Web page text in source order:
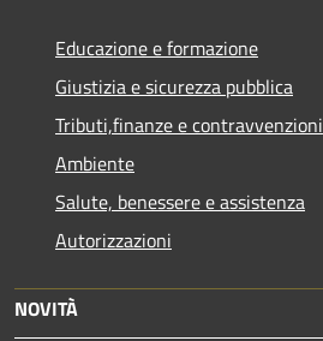
Educazione e formazione
Giustizia e sicurezza pubblica
Tributi,finanze e contravvenzioni
Ambiente
Salute, benessere e assistenza
Autorizzazioni
NOVITÀ